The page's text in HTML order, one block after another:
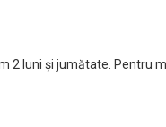
luni și jumătate. Pentru